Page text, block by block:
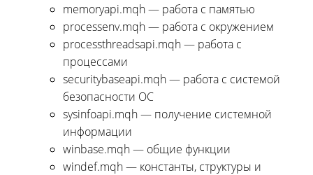
memoryapi.mqh — работа с памятью
processenv.mqh — работа с окружением
processthreadsapi.mqh — работа с
процессами
securitybaseapi.mqh — работа с системой
безопасности ОС
sysinfoapi.mqh — получение системной
информации
winbase.mqh — общие функции
windef.mqh — константы, структуры и